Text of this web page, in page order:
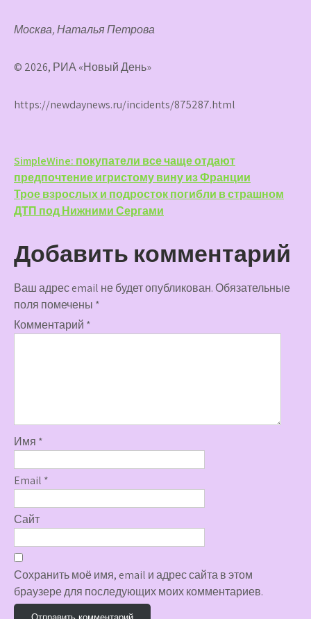
Москва, Наталья Петрова
© 2026, РИА «Новый День»
https://newdaynews.ru/incidents/875287.html
Навигация
по
записям
SimpleWine: покупатели все чаще отдают
предпочтение игристому вину из Франции
Трое взрослых и подросток погибли в страшном
ДТП под Нижними Сергами
Добавить комментарий
Ваш адрес email не будет опубликован.Обязательные
поля помечены *
Комментарий *
Имя *
Email *
Сайт
Сохранить моё имя, email и адрес сайта в этом
браузере для последующих моих комментариев.